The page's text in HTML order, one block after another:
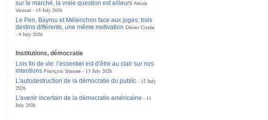
sur le marché, la vraie question est ailleurs Alexis
Vessat
15 July 2026
Le Pen, Bayrou et Mélenchon face aux juges: trois
destins différents, une même motivation Olivier Costa
9 July 2026
Institutions, démocratie
Lois fin de vie: l’essentiel est d’être au clair sur nos
intentions François Stasse
13 July 2026
L’autodestruction de la démocratie du public
12 July
2026
L’avenir incertain de la démocratie américaine
11
July 2026